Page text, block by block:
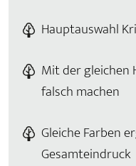
Hauptauswahl
Mit der gleichen
falsch machen
Gleiche Farben
Gesamteindruck